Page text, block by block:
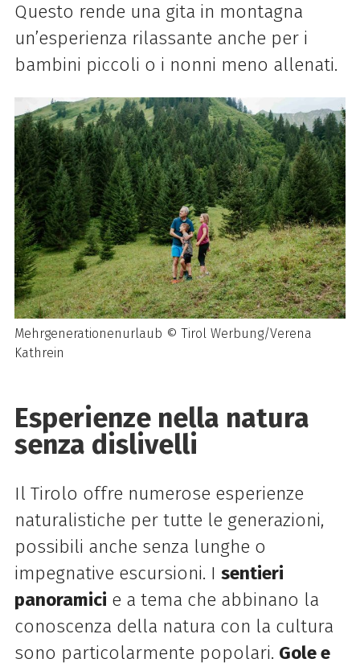
Questo rende una gita in montagna
un’esperienza rilassante anche per i
bambini piccoli o i nonni meno allenati.
Mehrgenerationenurlaub © Tirol Werbung/Verena
Kathrein
Esperienze nella natura
senza dislivelli
Il Tirolo offre numerose esperienze
naturalistiche per tutte le generazioni,
possibili anche senza lunghe o
impegnative escursioni. I sentieri
panoramici e a tema che abbinano la
conoscenza della natura con la cultura
sono particolarmente popolari. Gole e